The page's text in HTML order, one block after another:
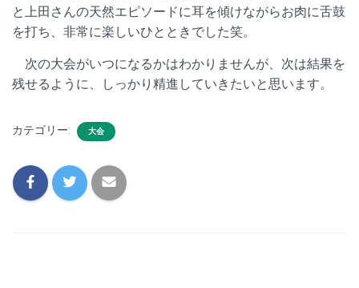
と上田さんの天然エピソードに耳を傾けながらお肉に舌鼓
を打ち、非常に楽しいひとときでした笑。
次の大会がいつになるかはわかりませんが、次は結果を
残せるように、しっかり精進していきたいと思います。
カテゴリー: 大会